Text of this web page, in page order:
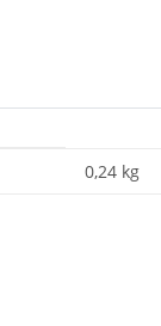
0,24 kg